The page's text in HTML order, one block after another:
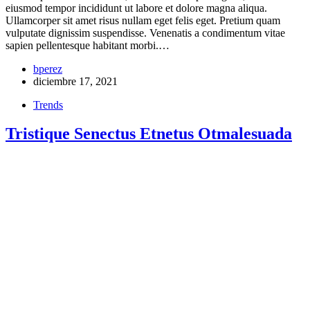
eiusmod tempor incididunt ut labore et dolore magna aliqua.
Ullamcorper sit amet risus nullam eget felis eget. Pretium quam
vulputate dignissim suspendisse. Venenatis a condimentum vitae
sapien pellentesque habitant morbi.…
bperez
diciembre 17, 2021
Trends
Tristique Senectus Etnetus Otmalesuada